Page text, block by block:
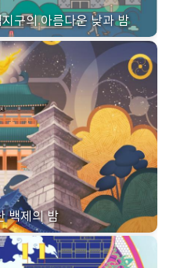
구의 아름다운 낮과 밤
백제의 밤